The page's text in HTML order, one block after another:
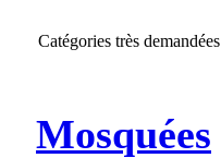
Catégories très demandées
Mosquées